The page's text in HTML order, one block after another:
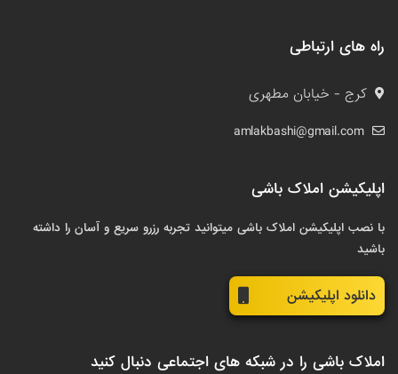
راه های ارتباطی
کرج - خیابان مطهری
amlakbashi@gmail.com
اپلیکیشن املاک باشی
با نصب اپلیکیشن املاک باشی میتوانید تجربه رزرو سریع و آسان را داشته
باشید
دانلود اپلیکیشن
املاک باشی را در شبکه های اجتماعی دنبال کنید